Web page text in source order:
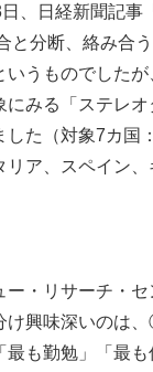
、日経新聞記事
と分断、絡み合
いうものでした
にみる「ステレ
した（対象7カ国
リア、スペイン
ー・リサーチ・
け興味深いのは
最も勤勉」「最